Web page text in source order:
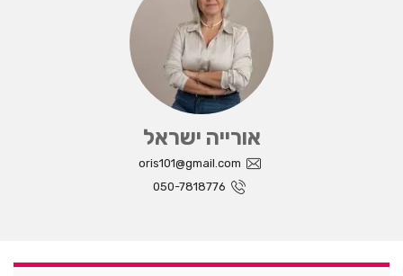
אורייה ישראל
050-7818776